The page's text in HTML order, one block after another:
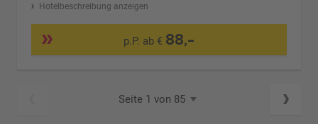
Hotelbeschreibung anzeigen
p.P. ab € 88,-
Seite 1 von 85